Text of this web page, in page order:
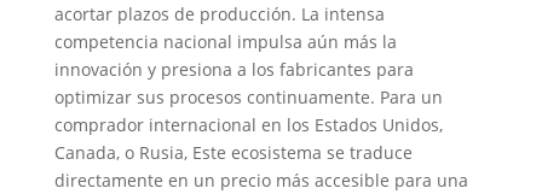
acortar plazos de producción. La intensa
competencia nacional impulsa aún más la
innovación y presiona a los fabricantes para
optimizar sus procesos continuamente. Para un
comprador internacional en los Estados Unidos,
Canada, o Rusia, Este ecosistema se traduce
directamente en un precio más accesible para una